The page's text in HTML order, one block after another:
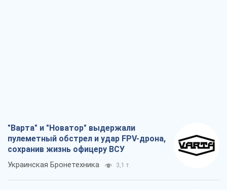
"Варта" и "Новатор" выдержали
пулеметный обстрел и удар FPV-дрона,
сохранив жизнь офицеру ВСУ
Украинская Бронетехника 3,1 т.